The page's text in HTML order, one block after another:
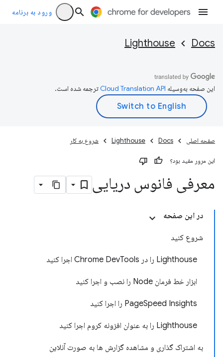
ورود به برنامه
Docs
Lighthouse
این صفحه به‌وسیله ترجمه شده است.
صفحه اصلی Docs
Lighthouse شروع به کار
این مرور مفید بود؟
معرفی فانوس دریایی
در این صفحه
شروع کنید
Lighthouse را در Chrome DevTools اجرا کنید
ابزار خط فرمان Node را نصب و اجرا کنید
PageSpeed ​​Insights را اجرا کنید
Lighthouse را به عنوان افزونه کروم اجرا کنید
به اشتراک گذاری و مشاهده گزارش ها به صورت آنلاین